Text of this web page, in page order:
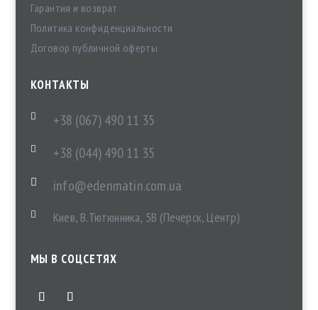
Гарантия и возврат
Политика конфиденциальности
Договор публичной оферты
КОНТАКТЫ
 +38 (067) 490 11 35
 +38 (044) 490 11 35
 info@edenmatin.com.ua
 Киев, В.Тютюнника, 5В (Печерск, Центр)
МЫ В СОЦСЕТЯХ